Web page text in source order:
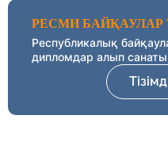
РЕСМИ БАЙҚАУЛАР
Республикалық
дипломдар алып